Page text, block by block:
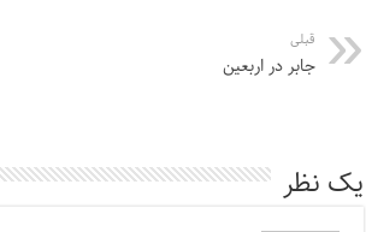
قبلی
جابر در اربعین
یک نظر